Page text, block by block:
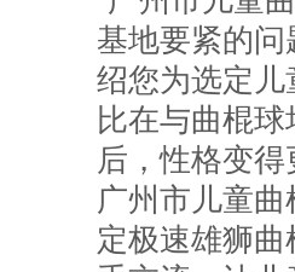
基地要紧的
绍您为选定
比在与曲棍
后，性格变
广州市儿童
定极速雄狮